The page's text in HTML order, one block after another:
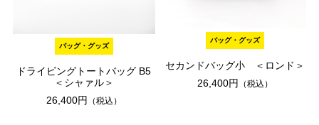
バッグ・グッズ
ドライビングトートバッグ B5
＜シャァル＞
26,400円
（税込）
バッグ・グッズ
セカンドバッグ小 ＜ロンド＞
26,400円
（税込）